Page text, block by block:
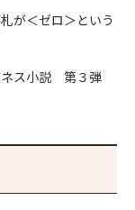
が＜ゼロ＞という
ネス小説 第３弾